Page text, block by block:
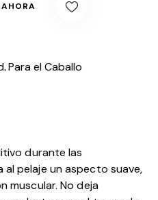
, Para el Caballo
durante las
pelaje un aspecto suave,
muscular. No deja